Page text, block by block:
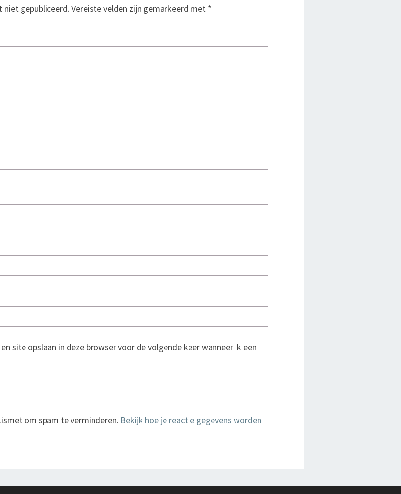
niet gepubliceerd. Vereiste velden zijn gemarkeerd met *
site opslaan in deze browser voor de volgende keer wanneer ik een
om spam te verminderen. Bekijk hoe je reactie gegevens worden